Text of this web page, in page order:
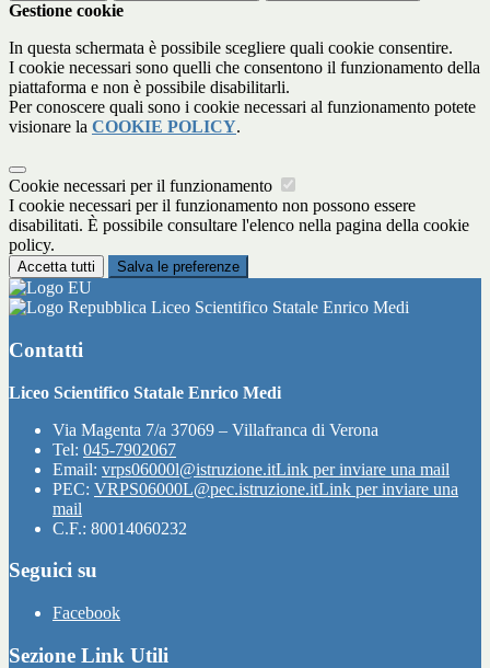
Gestione cookie
In questa schermata è possibile scegliere quali cookie consentire.
I cookie necessari sono quelli che consentono il funzionamento della
piattaforma e non è possibile disabilitarli.
Per conoscere quali sono i cookie necessari al funzionamento potete
visionare la COOKIE POLICY.
Cookie necessari per il funzionamento
I cookie necessari per il funzionamento non possono essere
disabilitati. È possibile consultare l'elenco nella pagina della cookie
policy.
Accetta tutti Salva le preferenze
Liceo Scientifico Statale Enrico Medi
Contatti
Liceo Scientifico Statale Enrico Medi
Via Magenta 7/a 37069 – Villafranca di Verona
Tel: 045-7902067
Email: vrps06000l@istruzione.itLink per inviare una mail
PEC: VRPS06000L@pec.istruzione.itLink per inviare una
mail
C.F.: 80014060232
Seguici su
Facebook
Sezione Link Utili